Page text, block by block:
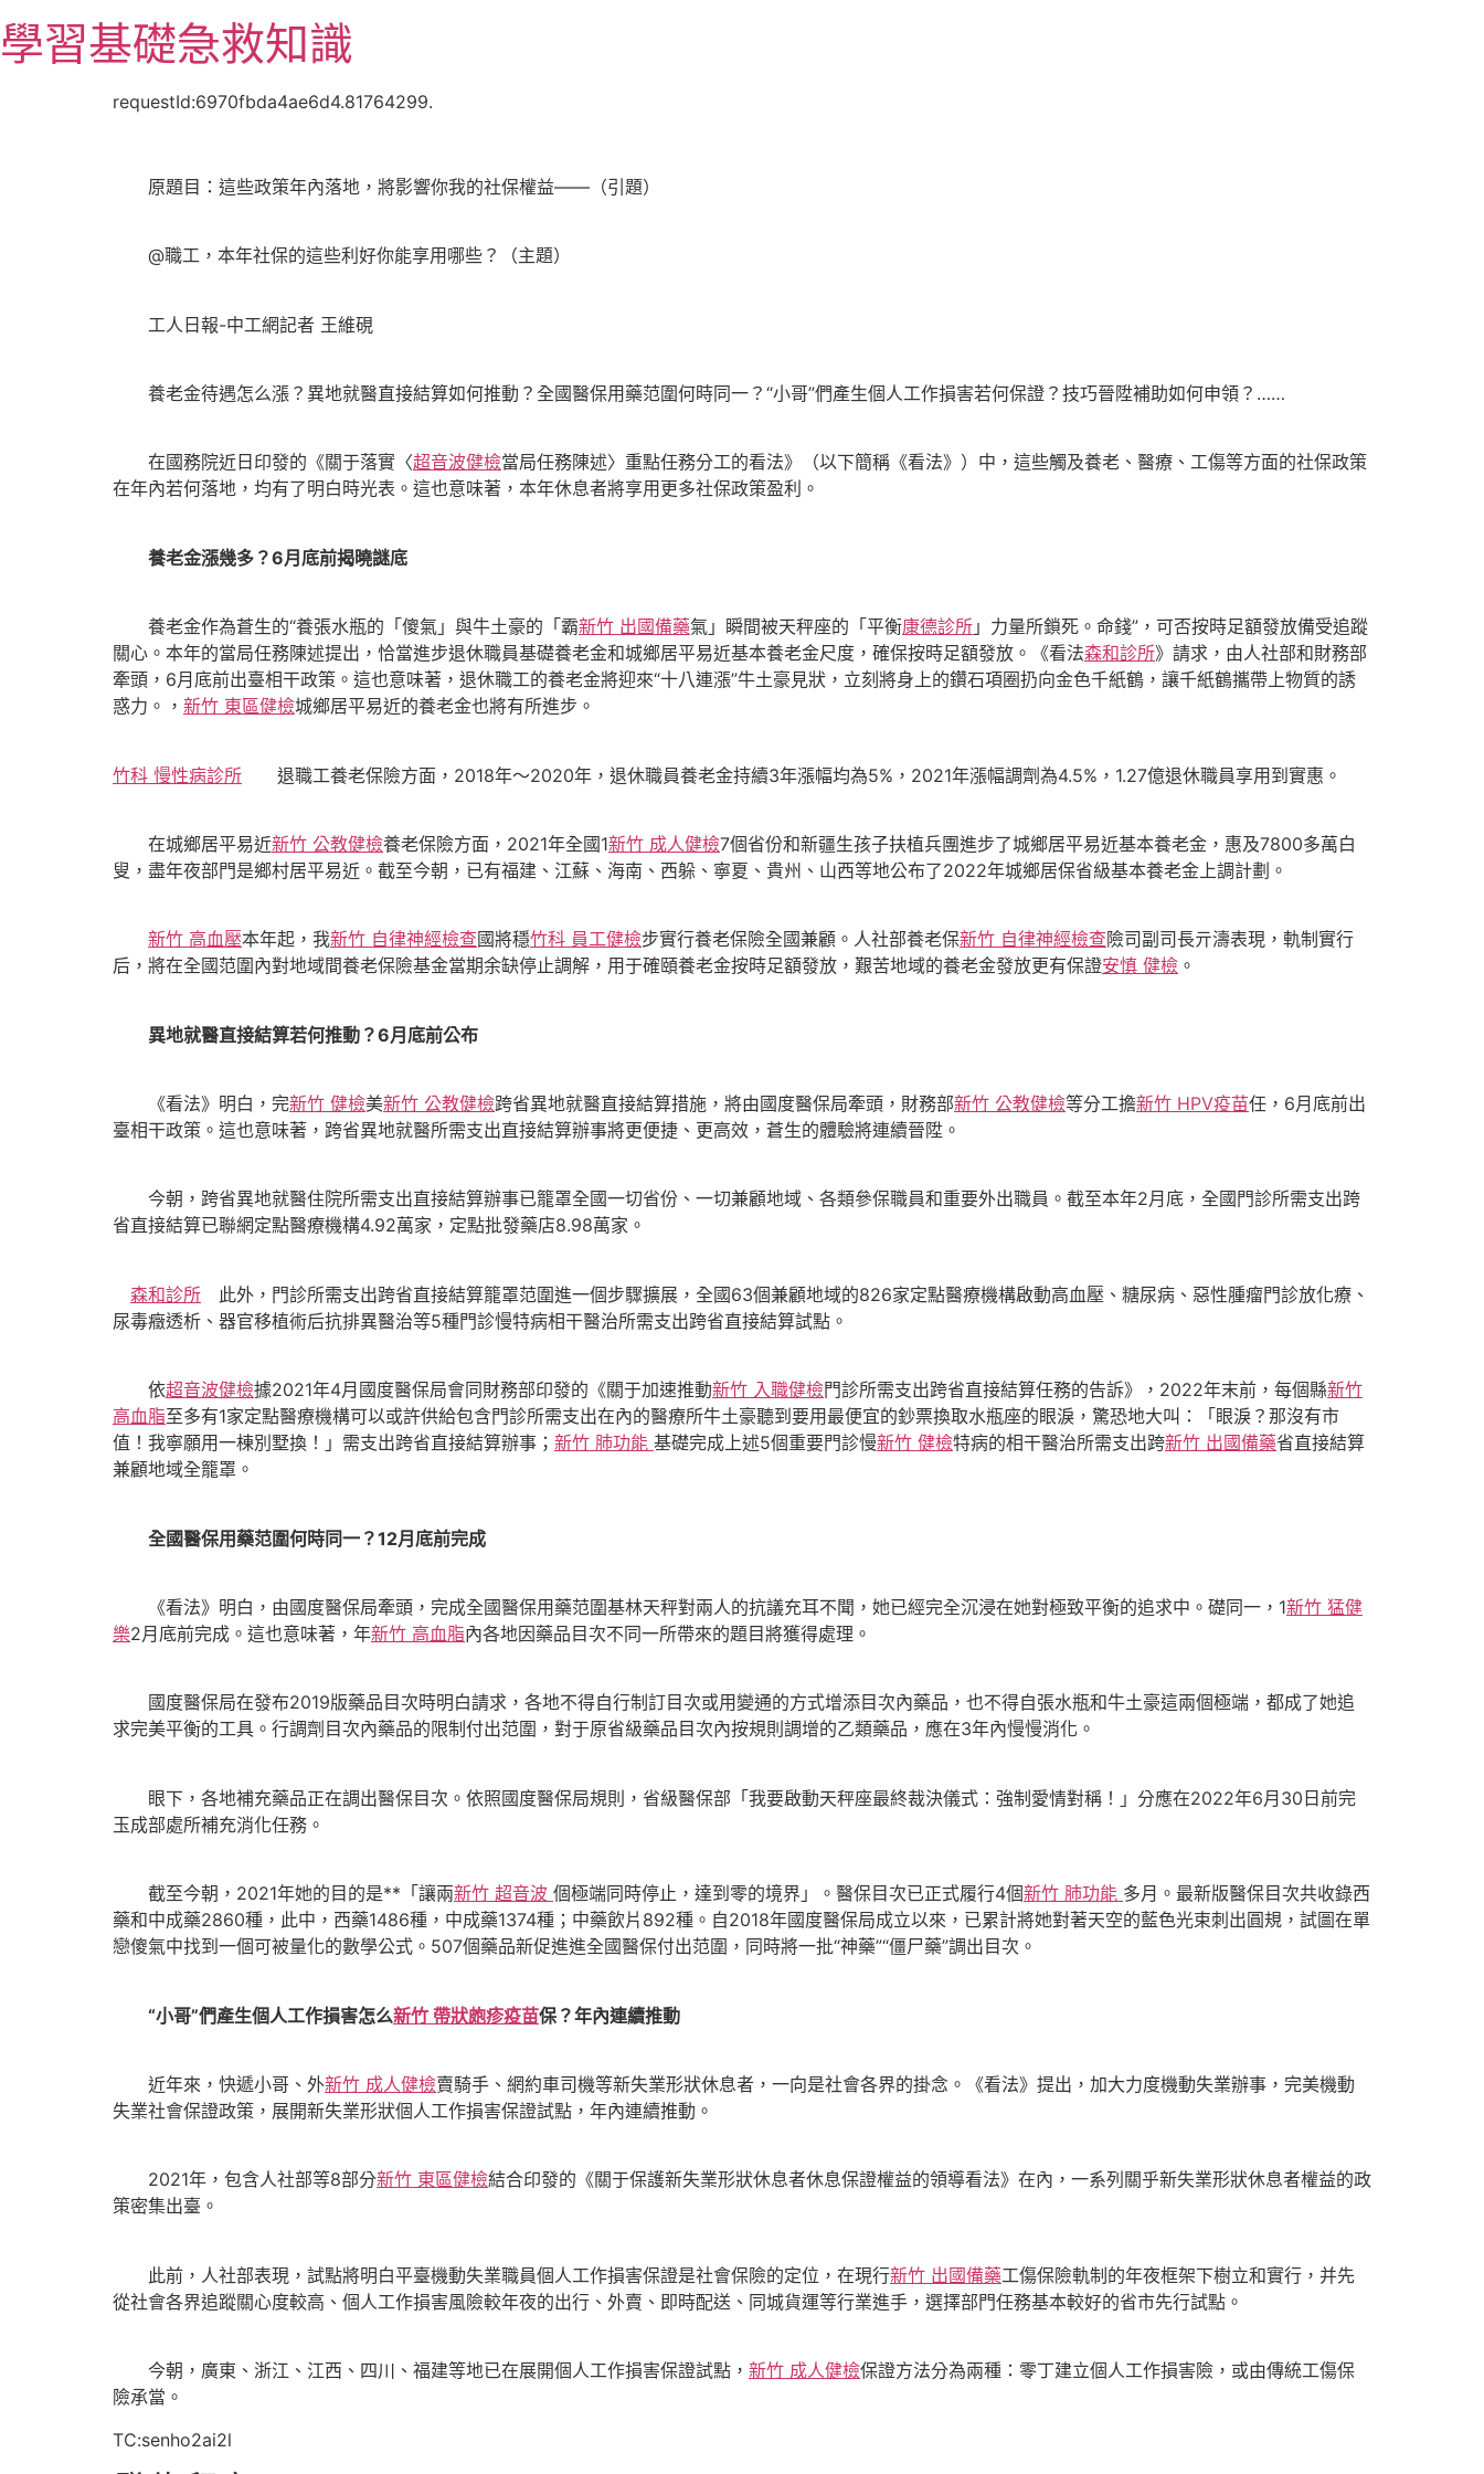
至
主
學習基礎急救知識
requestId:6970fbda4ae6d4.81764299.
原題目：這些政策年內落地，將影響你我的社保權益——（引題）
@職工，本年社保的這些利好你能享用哪些？（主題）
工人日報-中工網記者 王維硯
養老金待遇怎么漲？異地就醫直接結算如何推動？全國醫保用藥范圍何時同一？“小哥”們產生個人工作損害若何保證？技巧晉陞補助如何申領？……
在國務院近日印發的《關于落實〈超音波健檢當局任務陳述〉重點任務分工的看法》（以下簡稱《看法》）中，這些觸及養老、醫療、工傷等方面的社保政策
在年內若何落地，均有了明白時光表。這也意味著，本年休息者將享用更多社保政策盈利。
養老金漲幾多？6月底前揭曉謎底
養老金作為蒼生的“養張水瓶的「傻氣」與牛土豪的「霸新竹 出國備藥氣」瞬間被天秤座的「平衡康德診所 」力量所鎖死。命錢”，可否按時足額發放備受追蹤
關心。本年的當局任務陳述提出，恰當進步退休職員基礎養老金和城鄉居平易近基本養老金尺度，確保按時足額發放。《看法森和診所》請求，由人社部和財務部
牽頭，6月底前出臺相干政策。這也意味著，退休職工的養老金將迎來“十八連漲”牛土豪見狀，立刻將身上的鑽石項圈扔向金色千紙鶴，讓千紙鶴攜帶上物質的誘
惑力。， 新竹 東區健檢城鄉居平易近的養老金也將有所進步。
竹科 慢性病診所 退職工養老保險方面，2018年～2020年，退休職員養老金持續3年漲幅均為5%，2021年漲幅調劑為4.5%，1.27億退休職員享用到實惠。
在城鄉居平易近新竹 公教健檢養老保險方面，2021年全國1新竹 成人健檢7個省份和新疆生孩子扶植兵團進步了城鄉居平易近基本養老金，惠及7800多萬白
叟，盡年夜部門是鄉村居平易近。截至今朝，已有福建、江蘇、海南、西躲、寧夏、貴州、山西等地公布了2022年城鄉居保省級基本養老金上調計劃。
新竹 高血壓本年起，我新竹 自律神經檢查國將穩竹科 員工健檢步實行養老保險全國兼顧。人社部養老保新竹 自律神經檢查險司副司長亓濤表現，軌制實行
后，將在全國范圍內對地域間養老保險基金當期余缺停止調解，用于確頤養老金按時足額發放，艱苦地域的養老金發放更有保證安慎 健檢 。
異地就醫直接結算若何推動？6月底前公布
《看法》明白，完新竹 健檢美新竹 公教健檢跨省異地就醫直接結算措施，將由國度醫保局牽頭，財務部新竹 公教健檢等分工擔新竹 HPV疫苗任，6月底前出
臺相干政策。這也意味著，跨省異地就醫所需支出直接結算辦事將更便捷、更高效，蒼生的體驗將連續晉陞。
今朝，跨省異地就醫住院所需支出直接結算辦事已籠罩全國一切省份、一切兼顧地域、各類參保職員和重要外出職員。截至本年2月底，全國門診所需支出跨
省直接結算已聯網定點醫療機構4.92萬家，定點批發藥店8.98萬家。
森和診所 此外，門診所需支出跨省直接結算籠罩范圍進一個步驟擴展，全國63個兼顧地域的826家定點醫療機構啟動高血壓、糖尿病、惡性腫瘤門診放化療、
尿毒癥透析、器官移植術后抗排異醫治等5種門診慢特病相干醫治所需支出跨省直接結算試點。
依超音波健檢據2021年4月國度醫保局會同財務部印發的《關于加速推動新竹 入職健檢門診所需支出跨省直接結算任務的告訴》，2022年末前，每個縣新竹
高血脂至多有1家定點醫療機構可以或許供給包含門診所需支出在內的醫療所牛土豪聽到要用最便宜的鈔票換取水瓶座的眼淚，驚恐地大叫：「眼淚？那沒有市
值！我寧願用一棟別墅換！」需支出跨省直接結算辦事； 新竹 肺功能 基礎完成上述5個重要門診慢新竹 健檢特病的相干醫治所需支出跨新竹 出國備藥省直接結算
兼顧地域全籠罩。
全國醫保用藥范圍何時同一？12月底前完成
《看法》明白，由國度醫保局牽頭，完成全國醫保用藥范圍基林天秤對兩人的抗議充耳不聞，她已經完全沉浸在她對極致平衡的追求中。礎同一，1新竹 猛健
樂2月底前完成。這也意味著，年新竹 高血脂內各地因藥品目次不同一所帶來的題目將獲得處理。
國度醫保局在發布2019版藥品目次時明白請求，各地不得自行制訂目次或用變通的方式增添目次內藥品，也不得自張水瓶和牛土豪這兩個極端，都成了她追
求完美平衡的工具。行調劑目次內藥品的限制付出范圍，對于原省級藥品目次內按規則調增的乙類藥品，應在3年內慢慢消化。
眼下，各地補充藥品正在調出醫保目次。依照國度醫保局規則，省級醫保部「我要啟動天秤座最終裁決儀式：強制愛情對稱！」分應在2022年6月30日前完
玉成部處所補充消化任務。
截至今朝，2021年她的目的是**「讓兩新竹 超音波 個極端同時停止，達到零的境界」。醫保目次已正式履行4個新竹 肺功能 多月。最新版醫保目次共收錄西
藥和中成藥2860種，此中，西藥1486種，中成藥1374種；中藥飲片892種。自2018年國度醫保局成立以來，已累計將她對著天空的藍色光束刺出圓規，試圖在單
戀傻氣中找到一個可被量化的數學公式。507個藥品新促進進全國醫保付出范圍，同時將一批“神藥”“僵尸藥”調出目次。
“小哥”們產生個人工作損害怎么新竹 帶狀皰疹疫苗保？年內連續推動
近年來，快遞小哥、外新竹 成人健檢賣騎手、網約車司機等新失業形狀休息者，一向是社會各界的掛念。《看法》提出，加大力度機動失業辦事，完美機動
失業社會保證政策，展開新失業形狀個人工作損害保證試點，年內連續推動。
2021年，包含人社部等8部分新竹 東區健檢結合印發的《關于保護新失業形狀休息者休息保證權益的領導看法》在內，一系列關乎新失業形狀休息者權益的政
策密集出臺。
此前，人社部表現，試點將明白平臺機動失業職員個人工作損害保證是社會保險的定位，在現行新竹 出國備藥工傷保險軌制的年夜框架下樹立和實行，并先
從社會各界追蹤關心度較高、個人工作損害風險較年夜的出行、外賣、即時配送、同城貨運等行業進手，選擇部門任務基本較好的省市先行試點。
今朝，廣東、浙江、江西、四川、福建等地已在展開個人工作損害保證試點， 新竹 成人健檢保證方法分為兩種：零丁建立個人工作損害險，或由傳統工傷保
險承當。
TC:senho2ai2l